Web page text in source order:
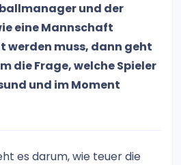
und der
eine Mannschaft
werden muss, dann geht
die Frage, welche Spieler
und im Moment
es darum, wie teuer die